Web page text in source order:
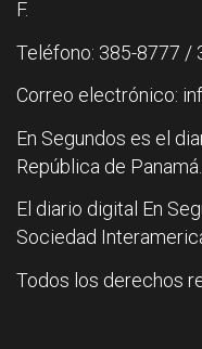
F.
Teléfono: 385-8777 /
Correo electrónico:
En Segundos es el
República de Panamá.
El diario digital En
Sociedad
Todos los derechos